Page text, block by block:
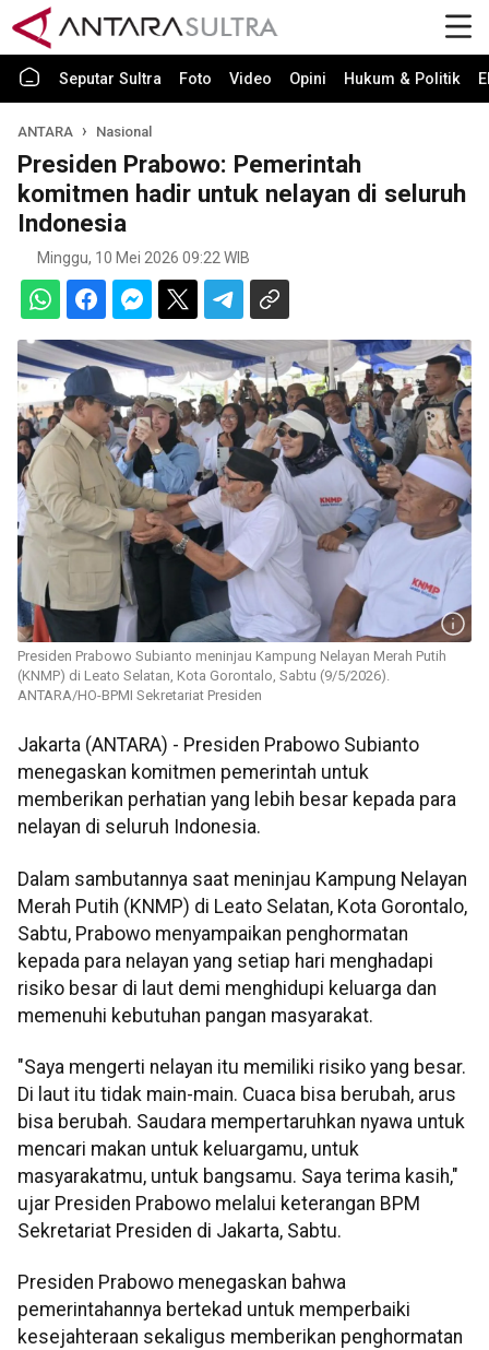
Seputar Sultra Foto Video Opini Hukum & Politik
ANTARA Nasional
Presiden Prabowo: Pemerintah
komitmen hadir untuk nelayan di seluruh
Indonesia
Minggu, 10 Mei 2026 09:22 WIB
Presiden Prabowo Subianto meninjau Kampung Nelayan Merah Putih
(KNMP) di Leato Selatan, Kota Gorontalo, Sabtu (9/5/2026).
ANTARA/HO-BPMI Sekretariat Presiden
Jakarta (ANTARA) - Presiden Prabowo Subianto
menegaskan komitmen pemerintah untuk
memberikan perhatian yang lebih besar kepada para
nelayan di seluruh Indonesia.
Dalam sambutannya saat meninjau Kampung Nelayan
Merah Putih (KNMP) di Leato Selatan, Kota Gorontalo,
Sabtu, Prabowo menyampaikan penghormatan
kepada para nelayan yang setiap hari menghadapi
risiko besar di laut demi menghidupi keluarga dan
memenuhi kebutuhan pangan masyarakat.
"Saya mengerti nelayan itu memiliki risiko yang besar.
Di laut itu tidak main-main. Cuaca bisa berubah, arus
bisa berubah. Saudara mempertaruhkan nyawa untuk
mencari makan untuk keluargamu, untuk
masyarakatmu, untuk bangsamu. Saya terima kasih,"
ujar Presiden Prabowo melalui keterangan BPM
Sekretariat Presiden di Jakarta, Sabtu.
Presiden Prabowo menegaskan bahwa
pemerintahannya bertekad untuk memperbaiki
kesejahteraan sekaligus memberikan penghormatan